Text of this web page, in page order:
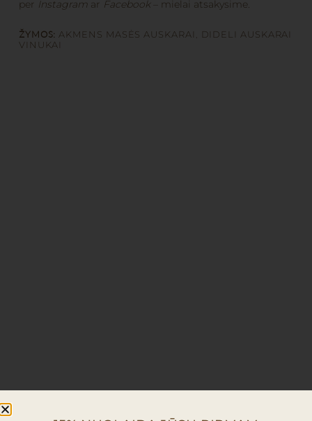
per Instagramar Facebook– mielai atsakysime.
ŽYMOS: AKMENS MASĖS AUSKARAI , DIDELI AUSKARAI
VINUKAI